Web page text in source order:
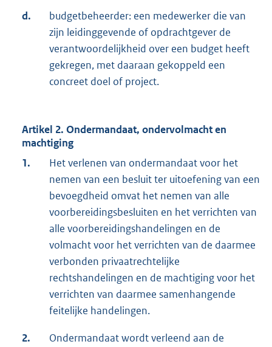
d.
budgetbeheerder: een medewerker die van
zijn leidinggevende of opdrachtgever de
verantwoordelijkheid over een budget heeft
gekregen, met daaraan gekoppeld een
concreet doel of project.
Artikel 2. Ondermandaat, ondervolmacht en
machtiging
1.
Het verlenen van ondermandaat voor het
nemen van een besluit ter uitoefening van een
bevoegdheid omvat het nemen van alle
voorbereidingsbesluiten en het verrichten van
alle voorbereidingshandelingen en de
volmacht voor het verrichten van de daarmee
verbonden privaatrechtelijke
rechtshandelingen en de machtiging voor het
verrichten van daarmee samenhangende
feitelijke handelingen.
2.
Ondermandaat wordt verleend aan de